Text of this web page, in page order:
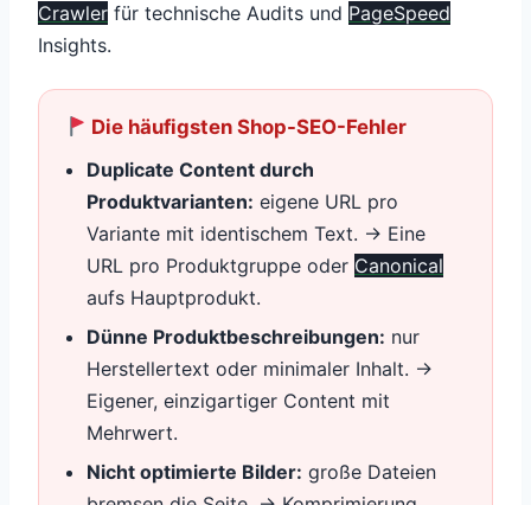
Crawler für technische Audits und PageSpeed
Insights.
Die häufigsten Shop-SEO-Fehler
Duplicate Content durch
Produktvarianten: eigene URL pro
Variante mit identischem Text. → Eine
URL pro Produktgruppe oder Canonical
aufs Hauptprodukt.
Dünne Produktbeschreibungen: nur
Herstellertext oder minimaler Inhalt. →
Eigener, einzigartiger Content mit
Mehrwert.
Nicht optimierte Bilder: große Dateien